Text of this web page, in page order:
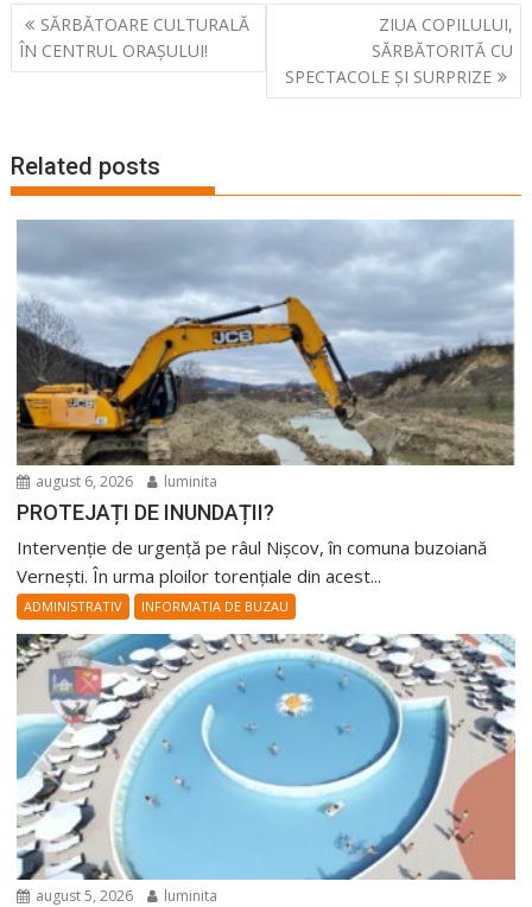
Navigare
în
articole
SĂRBĂTOARE CULTURALĂ
ÎN CENTRUL ORAȘULUI!
ZIUA COPILULUI,
SĂRBĂTORITĂ CU
SPECTACOLE ȘI SURPRIZE
Related posts
august 6, 2026 luminita
PROTEJAȚI DE INUNDAȚII?
Intervenție de urgență pe râul Nișcov, în comuna buzoiană
Vernești. În urma ploilor torențiale din acest...
ADMINISTRATIV INFORMATIA DE BUZAU
august 5, 2026 luminita